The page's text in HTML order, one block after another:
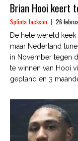
Brian Hooi keert
Splinta Jackson 26
De hele wereld keek
maar Nederland
in November tegen
te winnen van Hooi
gepland en 3